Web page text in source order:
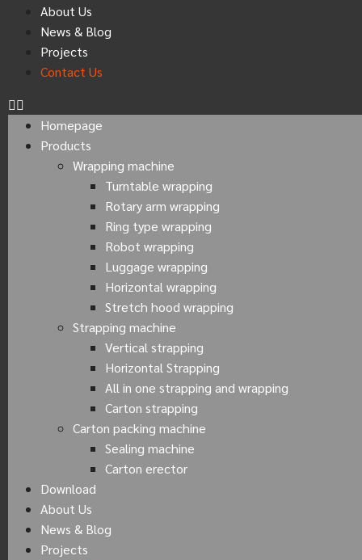
About Us
News & Blog
Projects
Contact Us
Homepage
Products
Wrapping machine
Turntable wrapping
Rotary arm wrapping
Ring type wrapping
Robot wrapping
Luggage wrapping
Horizontal wrapping
Stretch hood wrapping
Strapping machine
Vertical strapping
Horizontal Strapping
All in one strapping and wrapping
Carton strapping
Carton packing machine
Sealing machine
Carton erector
Download
About Us
News & Blog
Projects